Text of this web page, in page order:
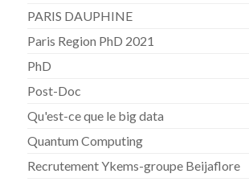
PARIS DAUPHINE
Paris Region PhD 2021
PhD
Post-Doc
Qu'est-ce que le big data
Quantum Computing
Recrutement Ykems-groupe Beijaflore